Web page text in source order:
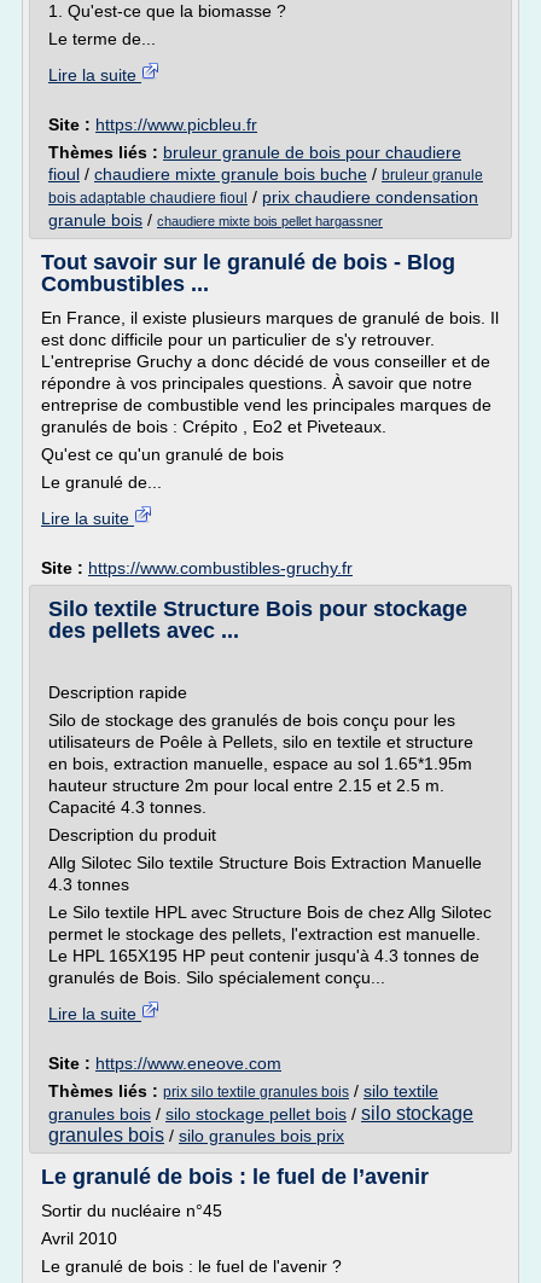
1. Qu'est-ce que la biomasse ?
Le terme de...
Lire la suite
Site : https://www.picbleu.fr
Thèmes liés : bruleur granule de bois pour chaudiere
fioul / chaudiere mixte granule bois buche / bruleur granule
bois adaptable chaudiere fioul / prix chaudiere condensation
granule bois / chaudiere mixte bois pellet hargassner
Tout savoir sur le granulé de bois - Blog
Combustibles ...
En France, il existe plusieurs marques de granulé de bois. Il
est donc difficile pour un particulier de s'y retrouver.
L'entreprise Gruchy a donc décidé de vous conseiller et de
répondre à vos principales questions. À savoir que notre
entreprise de combustible vend les principales marques de
granulés de bois : Crépito , Eo2 et Piveteaux.
Qu'est ce qu'un granulé de bois
Le granulé de...
Lire la suite
Site : https://www.combustibles-gruchy.fr
Silo textile Structure Bois pour stockage
des pellets avec ...
Description rapide
Silo de stockage des granulés de bois conçu pour les
utilisateurs de Poêle à Pellets, silo en textile et structure
en bois, extraction manuelle, espace au sol 1.65*1.95m
hauteur structure 2m pour local entre 2.15 et 2.5 m.
Capacité 4.3 tonnes.
Description du produit
Allg Silotec Silo textile Structure Bois Extraction Manuelle
4.3 tonnes
Le Silo textile HPL avec Structure Bois de chez Allg Silotec
permet le stockage des pellets, l'extraction est manuelle.
Le HPL 165X195 HP peut contenir jusqu'à 4.3 tonnes de
granulés de Bois. Silo spécialement conçu...
Lire la suite
Site : https://www.eneove.com
Thèmes liés : prix silo textile granules bois / silo textile
granules bois / silo stockage pellet bois / silo stockage
granules bois / silo granules bois prix
Le granulé de bois : le fuel de l’avenir
Sortir du nucléaire n°45
Avril 2010
Le granulé de bois : le fuel de l'avenir ?